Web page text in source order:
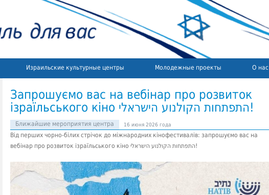
Израильские культурные центры Молодежные проекты О нас
Запрошуємо вас на вебінар про розвиток
ізраїльського кіно התפתחות הקולנוע הישראלי!
Ближайшие мероприятия центра 16 июня 2026 года
Від перших чорно-білих стрічок до міжнародних кінофестивалів: запрошуємо вас на
вебінар про розвиток ізраїльського кіно התפתחות הקולנוע הישראלי!